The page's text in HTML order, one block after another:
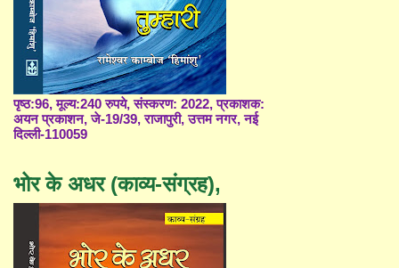
पृष्ठ:96, मूल्य:240 रुपये, संस्करण: 2022, प्रकाशक:
अयन प्रकाशन, जे-19/39, राजापुरी, उत्तम नगर, नई
दिल्ली-110059
भोर के अधर (काव्य-संग्रह),